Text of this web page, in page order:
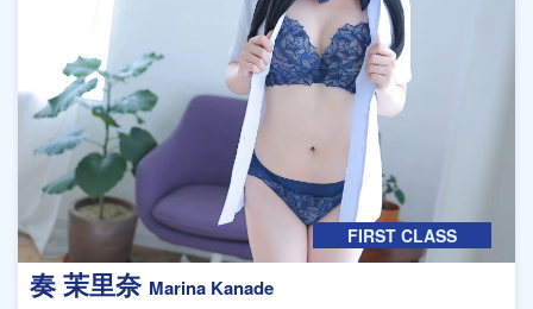
FIRST CLASS
奏 茉里奈 Marina Kanade